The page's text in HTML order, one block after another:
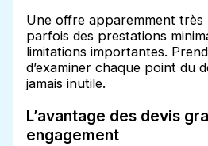
Une offre apparemment
parfois des prestations
limitations importantes.
d’examiner chaque point du
jamais inutile.
L’avantage des devis
engagement